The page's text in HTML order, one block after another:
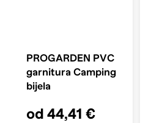
PROGARDEN PVC
garnitura Camping
bijela
od 44,41 €